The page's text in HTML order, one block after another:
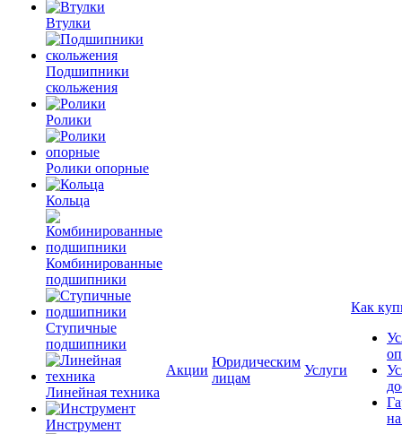
Втулки
Подшипники
скольжения
Ролики
Ролики опорные
Кольца
Комбинированные
подшипники
Ступичные
подшипники
Линейная техника
Инструмент
Акции
Юридическим
лицам
Услуги
Как